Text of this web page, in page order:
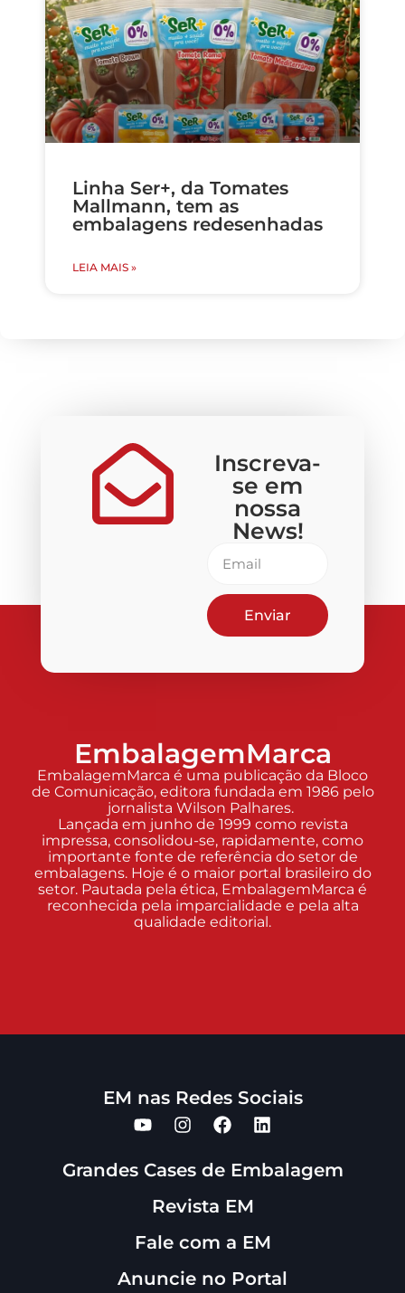
Linha Ser+, da Tomates
Mallmann, tem as
embalagens redesenhadas
LEIA MAIS »
Inscreva-
se em
nossa
News!
Enviar
EmbalagemMarca
EmbalagemMarca é uma publicação da Bloco
de Comunicação, editora fundada em 1986 pelo
jornalista Wilson Palhares.
Lançada em junho de 1999 como revista
impressa, consolidou-se, rapidamente, como
importante fonte de referência do setor de
embalagens. Hoje é o maior portal brasileiro do
setor. Pautada pela ética, EmbalagemMarca é
reconhecida pela imparcialidade e pela alta
qualidade editorial.
EM nas Redes Sociais
Grandes Cases de Embalagem
Revista EM
Fale com a EM
Anuncie no Portal